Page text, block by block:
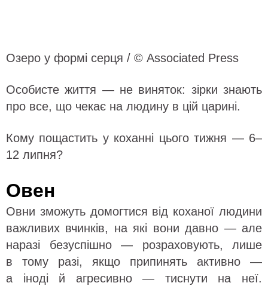
Озеро у формі серця / © Associated Press
Особисте життя — не виняток: зірки знають
про все, що чекає на людину в цій царині.
Кому пощастить у коханні цього тижня — 6–
12 липня?
Овен
Овни зможуть домогтися від коханої людини
важливих вчинків, на які вони давно — але
наразі безуспішно — розраховують, лише
в тому разі, якщо припинять активно —
а іноді й агресивно — тиснути на неї.